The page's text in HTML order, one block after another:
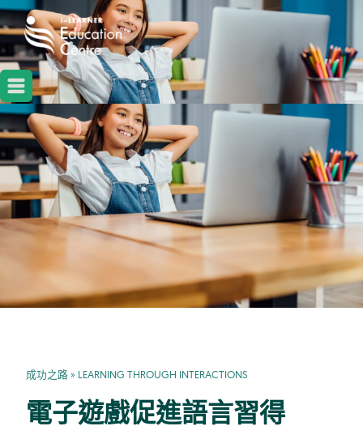
成功之路» LEARNING THROUGH INTERACTIONS
電子遊戲促進語言習得